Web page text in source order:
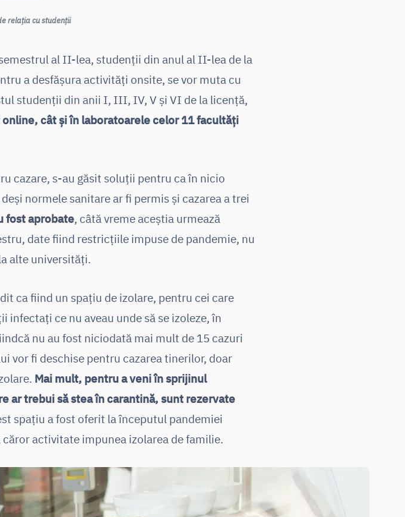
relația cu studenții
al II-lea, studenții din anul al II-lea de la
a desfășura activități onsite, se vor muta cu
studenții din anii I, III, IV, V și VI de la licență,
cât și în laboratoarele celor 11 facultăți
cazare, s-au găsit soluții pentru ca în nicio
normele sanitare ar fi permis și cazarea a trei
fost aprobate, câtă vreme aceștia urmează
date fiind restricțiile impuse de pandemie, nu
alte universități.
ca fiind un spațiu de izolare, pentru cei care
ce nu aveau unde să se izoleze, în
nu au fost niciodată mai mult de 15 cazuri
vor fi deschise pentru cazarea tinerilor, doar
Mai mult, pentru a veni în sprijinul
ar trebui să stea în carantină, sunt rezervate
spațiu a fost oferit la începutul pandemiei
activitate impunea izolarea de familie.